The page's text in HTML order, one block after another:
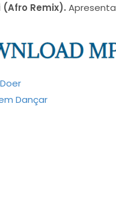
(Afro Remix). Apresenta
Dançar